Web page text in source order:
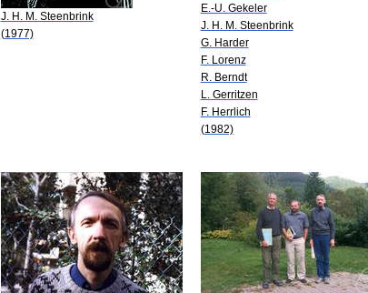
J. H. M. Steenbrink
(1977)
E.-U. Gekeler
J. H. M. Steenbrink
G. Harder
F. Lorenz
R. Berndt
L. Gerritzen
F. Herrlich
(1982)